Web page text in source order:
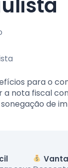
para o
nota fiscal
de